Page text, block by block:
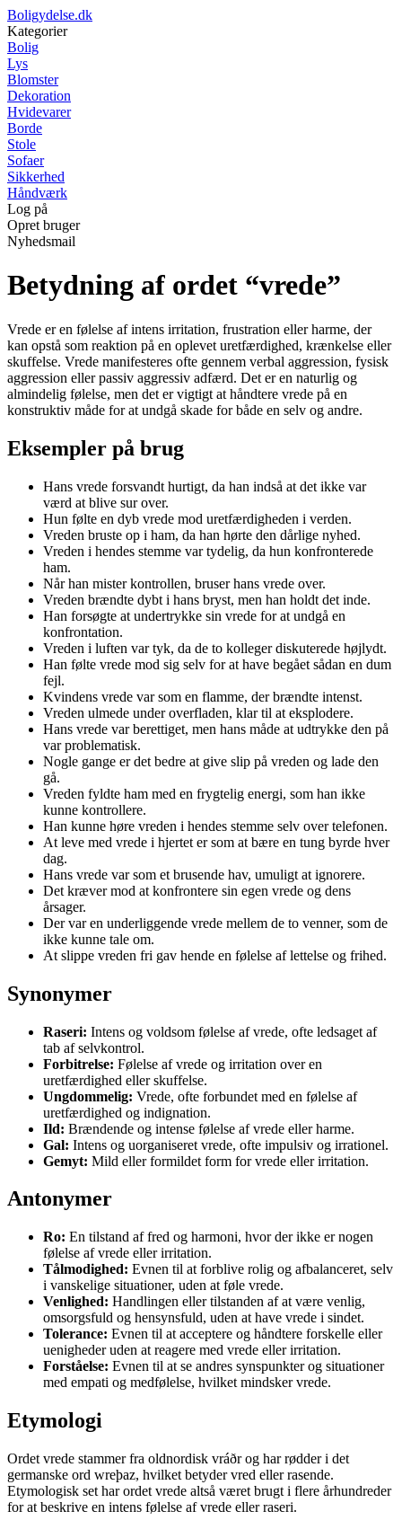
Boligydelse.dk
Kategorier
Bolig
Lys
Blomster
Dekoration
Hvidevarer
Borde
Stole
Sofaer
Sikkerhed
Håndværk
Log på
Opret bruger
Nyhedsmail
Betydning af ordet “vrede”
Vrede er en følelse af intens irritation, frustration eller harme, der
kan opstå som reaktion på en oplevet uretfærdighed, krænkelse eller
skuffelse. Vrede manifesteres ofte gennem verbal aggression, fysisk
aggression eller passiv aggressiv adfærd. Det er en naturlig og
almindelig følelse, men det er vigtigt at håndtere vrede på en
konstruktiv måde for at undgå skade for både en selv og andre.
Eksempler på brug
Hans vrede forsvandt hurtigt, da han indså at det ikke var
værd at blive sur over.
Hun følte en dyb vrede mod uretfærdigheden i verden.
Vreden bruste op i ham, da han hørte den dårlige nyhed.
Vreden i hendes stemme var tydelig, da hun konfronterede
ham.
Når han mister kontrollen, bruser hans vrede over.
Vreden brændte dybt i hans bryst, men han holdt det inde.
Han forsøgte at undertrykke sin vrede for at undgå en
konfrontation.
Vreden i luften var tyk, da de to kolleger diskuterede højlydt.
Han følte vrede mod sig selv for at have begået sådan en dum
fejl.
Kvindens vrede var som en flamme, der brændte intenst.
Vreden ulmede under overfladen, klar til at eksplodere.
Hans vrede var berettiget, men hans måde at udtrykke den på
var problematisk.
Nogle gange er det bedre at give slip på vreden og lade den
gå.
Vreden fyldte ham med en frygtelig energi, som han ikke
kunne kontrollere.
Han kunne høre vreden i hendes stemme selv over telefonen.
At leve med vrede i hjertet er som at bære en tung byrde hver
dag.
Hans vrede var som et brusende hav, umuligt at ignorere.
Det kræver mod at konfrontere sin egen vrede og dens
årsager.
Der var en underliggende vrede mellem de to venner, som de
ikke kunne tale om.
At slippe vreden fri gav hende en følelse af lettelse og frihed.
Synonymer
Raseri: Intens og voldsom følelse af vrede, ofte ledsaget af
tab af selvkontrol.
Forbitrelse: Følelse af vrede og irritation over en
uretfærdighed eller skuffelse.
Ungdommelig: Vrede, ofte forbundet med en følelse af
uretfærdighed og indignation.
Ild: Brændende og intense følelse af vrede eller harme.
Gal: Intens og uorganiseret vrede, ofte impulsiv og irrationel.
Gemyt: Mild eller formildet form for vrede eller irritation.
Antonymer
Ro: En tilstand af fred og harmoni, hvor der ikke er nogen
følelse af vrede eller irritation.
Tålmodighed: Evnen til at forblive rolig og afbalanceret, selv
i vanskelige situationer, uden at føle vrede.
Venlighed: Handlingen eller tilstanden af at være venlig,
omsorgsfuld og hensynsfuld, uden at have vrede i sindet.
Tolerance: Evnen til at acceptere og håndtere forskelle eller
uenigheder uden at reagere med vrede eller irritation.
Forståelse: Evnen til at se andres synspunkter og situationer
med empati og medfølelse, hvilket mindsker vrede.
Etymologi
Ordet vrede stammer fra oldnordisk vráðr og har rødder i det
germanske ord wreþaz, hvilket betyder vred eller rasende.
Etymologisk set har ordet vrede altså været brugt i flere århundreder
for at beskrive en intens følelse af vrede eller raseri.